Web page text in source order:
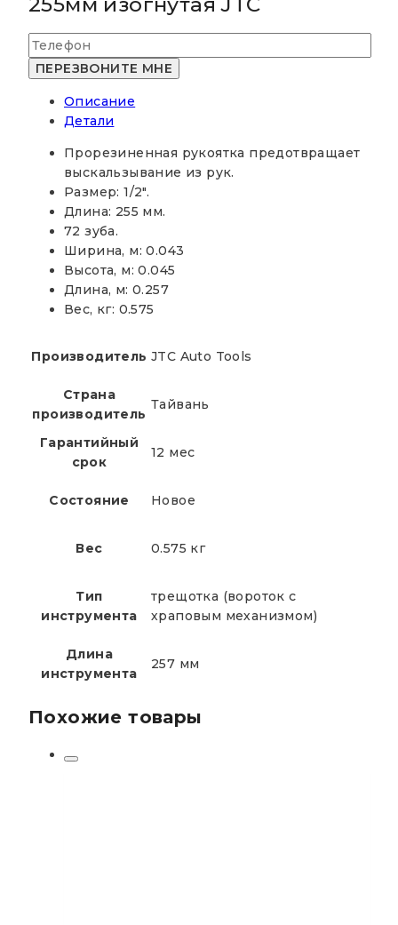
Описание
Детали
Прорезиненная рукоятка предотвращает
выскальзывание из рук.
Размер: 1/2″.
Длина: 255 мм.
72 зуба.
Ширина, м: 0.043
Высота, м: 0.045
Длина, м: 0.257
Вес, кг: 0.575
Производитель JTC Auto Tools
Страна
производитель
Тайвань
Гарантийный
срок
12 мес
Состояние Новое
Вес 0.575 кг
Тип
инструмента
трещотка (вороток с
храповым механизмом)
Длина
инструмента
257 мм
Похожие товары